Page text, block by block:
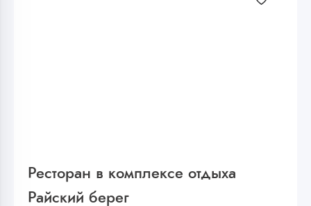
Ресторан в комплексе отдыха
Райский берег